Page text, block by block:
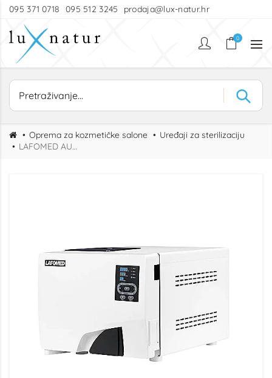
095 371 0718 095 512 3245 prodaja@lux-natur.hr
0
Oprema za kozmetičke salone
Uređaji za sterilizaciju
LAFOMED AUTOCLAVE - STERILIZATOR 8L s printerom